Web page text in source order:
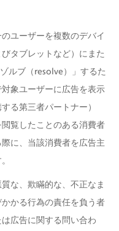
ユーザーを複数のデバイ
タブレットなど）にまた
ルブ（resolve）」するた
象ユーザーに広告を表示
る第三者パートナー）
覧したことのある消費者
に、当該消費者を広告主
な、欺瞞的な、不正なま
かる行為の責任を負う者
広告に関する問い合わ